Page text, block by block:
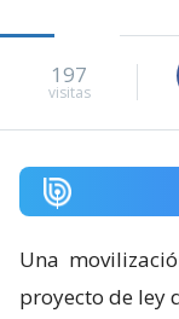
197
visitas
Una
proyecto de ley